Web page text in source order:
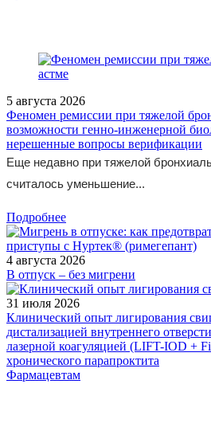
5 августа 2026
Феномен ремиссии при тяжелой
возможности генно-инженерной
нерешенные вопросы верификации
Еще недавно при тяжелой
считалось уменьшение...
Подробнее
4 августа 2026
В отпуск – без мигрени
31 июля 2026
Клинический опыт лигирования
дистализацией внутреннего
лазерной коагуляцией (LIFT-IOD +
хронического парапроктита
Фармацевтам